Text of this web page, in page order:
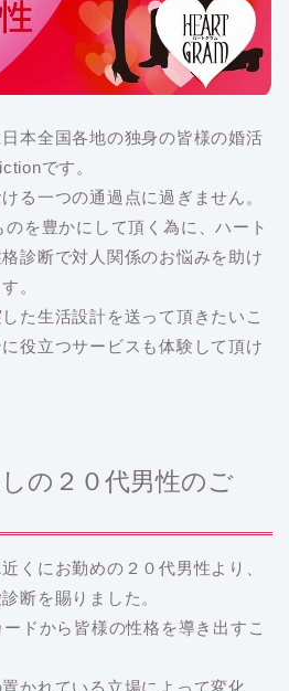
本全国各地の独身の皆様の婚活
です。
る一つの通過点に過ぎません。
を豊かにして頂く為に、ハート
診断で対人関係のお悩みを助け
。
た生活設計を送って頂きたいこ
役立つサービスも体験して頂け
の２０代男性のご
くにお勤めの２０代男性より、
断を賜りました。
ドから皆様の性格を導き出すこ
かれている立場によって変化